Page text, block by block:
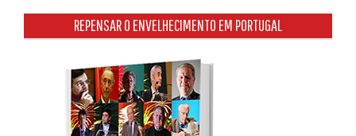
REPENSAR O ENVELHECIMENTO EM PORTUGAL